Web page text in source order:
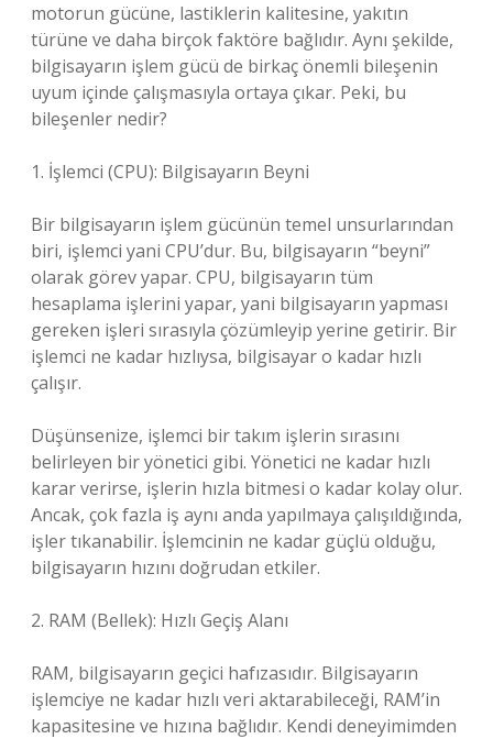
motorun gücüne, lastiklerin kalitesine, yakıtın
türüne ve daha birçok faktöre bağlıdır. Aynı şekilde,
bilgisayarın işlem gücü de birkaç önemli bileşenin
uyum içinde çalışmasıyla ortaya çıkar. Peki, bu
bileşenler nedir?
1. İşlemci (CPU): Bilgisayarın Beyni
Bir bilgisayarın işlem gücünün temel unsurlarından
biri, işlemci yani CPU’dur. Bu, bilgisayarın “beyni”
olarak görev yapar. CPU, bilgisayarın tüm
hesaplama işlerini yapar, yani bilgisayarın yapması
gereken işleri sırasıyla çözümleyip yerine getirir. Bir
işlemci ne kadar hızlıysa, bilgisayar o kadar hızlı
çalışır.
Düşünsenize, işlemci bir takım işlerin sırasını
belirleyen bir yönetici gibi. Yönetici ne kadar hızlı
karar verirse, işlerin hızla bitmesi o kadar kolay olur.
Ancak, çok fazla iş aynı anda yapılmaya çalışıldığında,
işler tıkanabilir. İşlemcinin ne kadar güçlü olduğu,
bilgisayarın hızını doğrudan etkiler.
2. RAM (Bellek): Hızlı Geçiş Alanı
RAM, bilgisayarın geçici hafızasıdır. Bilgisayarın
işlemciye ne kadar hızlı veri aktarabileceği, RAM’in
kapasitesine ve hızına bağlıdır. Kendi deneyimimden